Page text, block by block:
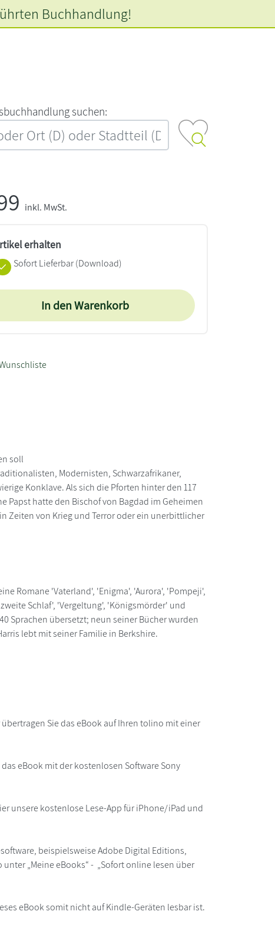
‍s‍u‍c‍h‍e‍n‍:‍
Buchhandlung!
inkl. MwSt.
erhalten
Sofort Lieferbar (Download)
In den Warenkorb
soll
Modernisten, Schwarzafrikaner,
Konklave. Als sich die Pforten hinter den 117
Papst hatte den Bischof von Bagdad im Geheimen
Zeiten von Krieg und Terror oder ein unerbittlicher
Romane 'Vaterland', 'Enigma', 'Aurora', 'Pompeji',
Schlaf', 'Vergeltung', 'Königsmörder' und
Sprachen übersetzt; neun seiner Bücher wurden
lebt mit seiner Familie in Berkshire.
Sie das eBook auf Ihren tolino mit einer
eBook mit der kostenlosen Software Sony
unsere kostenlose Lese-App für iPhone/iPad und
beispielsweise Adobe Digital Editions,
„Meine eBooks“ - „Sofort online lesen über
eBook somit nicht auf Kindle-Geräten lesbar ist.